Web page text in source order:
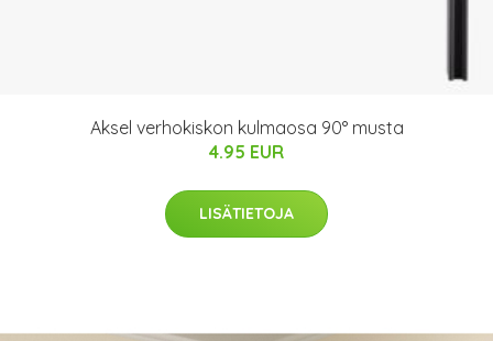
Aksel verhokiskon kulmaosa 90° musta
4.95 EUR
LISÄTIETOJA